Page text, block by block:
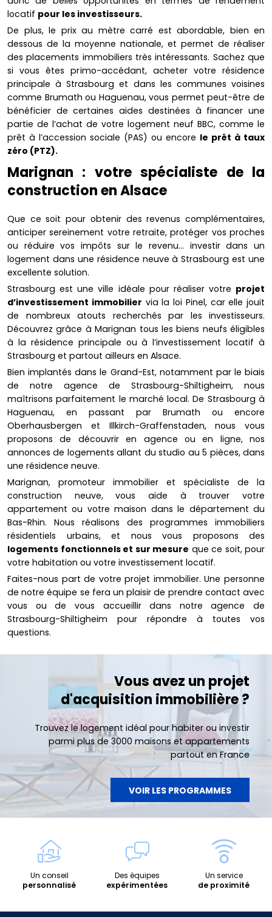
locatif pour les investisseurs.
De plus, le prix au mètre carré est abordable, bien en
dessous de la moyenne nationale, et permet de réaliser
des placements immobiliers très intéressants. Sachez que
si vous êtes primo-accédant, acheter votre résidence
principale à Strasbourg et dans les communes voisines
comme Brumath ou Haguenau, vous permet peut-être de
bénéficier de certaines aides destinées à financer une
partie de l’achat de votre logement neuf BBC, comme le
prêt à l’accession sociale (PAS) ou encore le prêt à taux
zéro (PTZ).
Marignan : votre spécialiste de la
construction en Alsace
Que ce soit pour obtenir des revenus complémentaires,
anticiper sereinement votre retraite, protéger vos proches
ou réduire vos impôts sur le revenu… investir dans un
logement dans une résidence neuve à Strasbourg est une
excellente solution.
Strasbourg est une ville idéale pour réaliser votre projet
d’investissement immobilier via la loi Pinel, car elle jouit
de nombreux atouts recherchés par les investisseurs.
Découvrez grâce à Marignan tous les biens neufs éligibles
à la résidence principale ou à l’investissement locatif à
Strasbourg et partout ailleurs en Alsace.
Bien implantés dans le Grand-Est, notamment par le biais
de notre agence de Strasbourg-Shiltigheim, nous
maîtrisons parfaitement le marché local. De Strasbourg à
Haguenau, en passant par Brumath ou encore
Oberhausbergen et Illkirch-Graffenstaden, nous vous
proposons de découvrir en agence ou en ligne, nos
annonces de logements allant du studio au 5 pièces, dans
une résidence neuve.
Marignan, promoteur immobilier et spécialiste de la
construction neuve, vous aide à trouver votre
appartement ou votre maison dans le département du
Bas-Rhin. Nous réalisons des programmes immobiliers
résidentiels urbains, et nous vous proposons des
logements fonctionnels et sur mesure que ce soit, pour
votre habitation ou votre investissement locatif.
Faites-nous part de votre projet immobilier. Une personne
de notre équipe se fera un plaisir de prendre contact avec
vous ou de vous accueillir dans notre agence de
Strasbourg-Shiltigheim pour répondre à toutes vos
questions.
Vous avez un projet
d'acquisition immobilière ?
Trouvez le logement idéal pour habiter ou investir
parmi plus de 3000 maisons et appartements
partout en France
VOIR LES PROGRAMMES
Un conseil
personnalisé
Des équipes
expérimentées
Un service
de proximité